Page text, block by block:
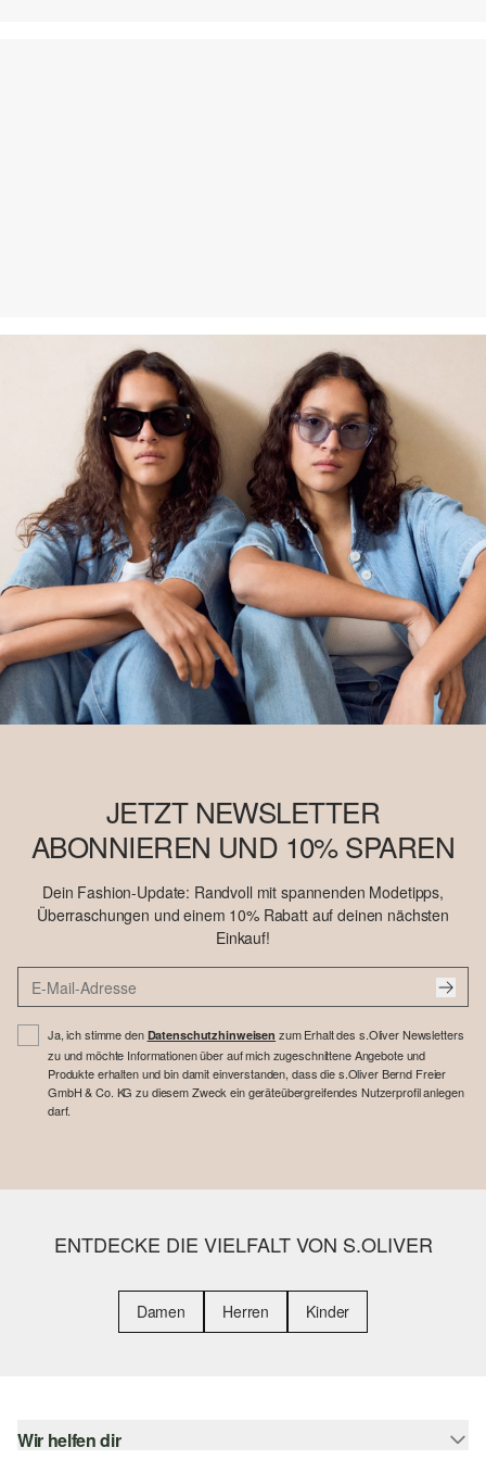
JETZT NEWSLETTER
ABONNIEREN UND 10% SPAREN
Dein Fashion-Update: Randvoll mit spannenden Modetipps,
Überraschungen und einem 10% Rabatt auf deinen nächsten
Einkauf!
Ja, ich stimme den Datenschutzhinweisen zum Erhalt des s.Oliver Newsletters
zu und möchte Informationen über auf mich zugeschnittene Angebote und
Produkte erhalten und bin damit einverstanden, dass die s.Oliver Bernd Freier
GmbH & Co. KG zu diesem Zweck ein geräteübergreifendes Nutzerprofil anlegen
darf.
ENTDECKE DIE VIELFALT VON S.OLIVER
Damen Herren Kinder
Wir helfen dir